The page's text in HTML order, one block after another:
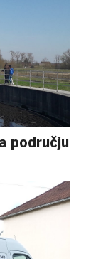
području